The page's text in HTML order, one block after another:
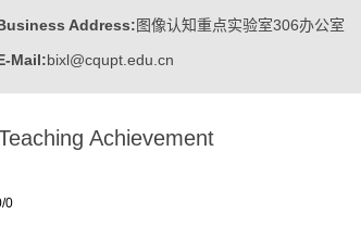
Address:图像认知重点实验室306办公室
Mail:bixl@cqupt.edu.cn
Achievement
0